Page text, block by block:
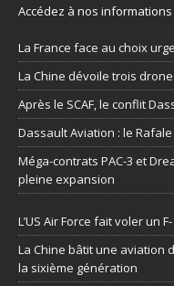
Accédez à nos informations
La France face au choix
La Chine dévoile trois
Après le SCAF, le conflit
Dassault Aviation : le
Méga-contrats PAC-3 et
pleine expansion
L’US Air Force fait voler un
La Chine bâtit une aviation
la sixième génération